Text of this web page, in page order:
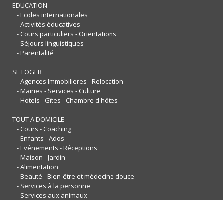
EDUCATION
- Ecoles internationales
- Activités éducatives
- Cours particuliers - Orientations
- Séjours linguistiques
- Parentalité
SE LOGER
- Agences Immobilieres - Relocation
- Mairies - Services - Culture
- Hotels - Gîtes - Chambre d'hôtes
TOUT A DOMICILE
- Cours - Coaching
- Enfants - Ados
- Evénements - Réceptions
- Maison - Jardin
- Alimentation
- Beauté - Bien-être et médecine douce
- Services à la personne
- Services aux animaux